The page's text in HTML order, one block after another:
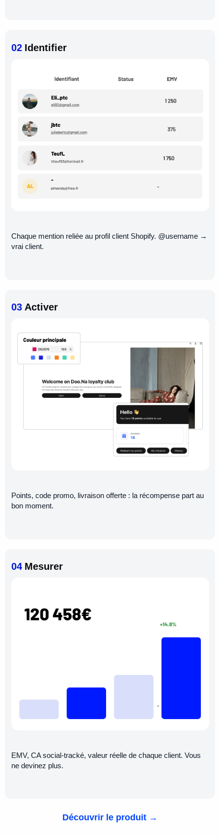
02 Identifier
Chaque mention reliée au profil client Shopify. @username →
vrai client.
03 Activer
Points, code promo, livraison offerte : la récompense part au
bon moment.
04 Mesurer
EMV, CA social-tracké, valeur réelle de chaque client. Vous
ne devinez plus.
Découvrir le produit →